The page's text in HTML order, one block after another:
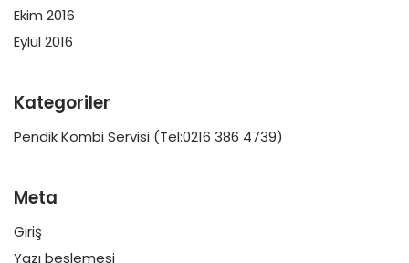
Ekim 2016
Eylül 2016
Kategoriler
Pendik Kombi Servisi (Tel:0216 386 4739)
Meta
Giriş
Yazı beslemesi